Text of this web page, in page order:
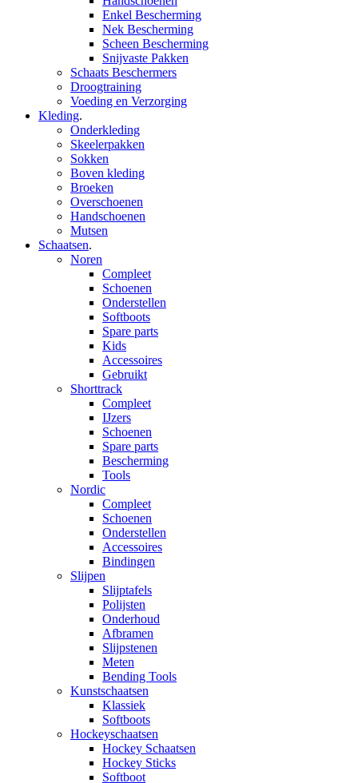
Enkel Bescherming
Nek Bescherming
Scheen Bescherming
Snijvaste Pakken
Schaats Beschermers
Droogtraining
Voeding en Verzorging
Kleding.
Onderkleding
Skeelerpakken
Sokken
Boven kleding
Broeken
Overschoenen
Handschoenen
Mutsen
Schaatsen.
Noren
Compleet
Schoenen
Onderstellen
Softboots
Spare parts
Kids
Accessoires
Gebruikt
Shorttrack
Compleet
IJzers
Schoenen
Spare parts
Bescherming
Tools
Nordic
Compleet
Schoenen
Onderstellen
Accessoires
Bindingen
Slijpen
Slijptafels
Polijsten
Onderhoud
Afbramen
Slijpstenen
Meten
Bending Tools
Kunstschaatsen
Klassiek
Softboots
Hockeyschaatsen
Hockey Schaatsen
Hockey Sticks
Softboot